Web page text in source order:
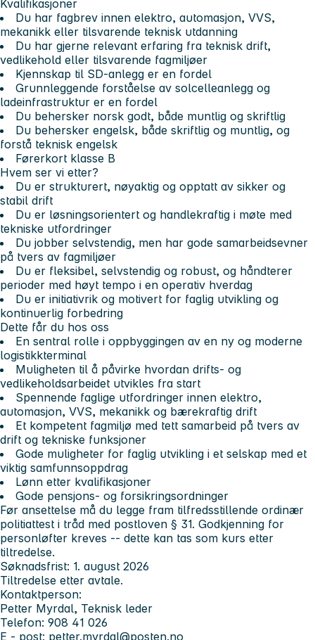
Kvalifikasjoner
Du har fagbrev innen elektro, automasjon, VVS,
mekanikk eller tilsvarende teknisk utdanning
Du har gjerne relevant erfaring fra teknisk drift,
vedlikehold eller tilsvarende fagmiljøer
Kjennskap til SD-anlegg er en fordel
Grunnleggende forståelse av solcelleanlegg og
ladeinfrastruktur er en fordel
Du behersker norsk godt, både muntlig og skriftlig
Du behersker engelsk, både skriftlig og muntlig, og
forstå teknisk engelsk
Førerkort klasse B
Hvem ser vi etter?
Du er strukturert, nøyaktig og opptatt av sikker og
stabil drift
Du er løsningsorientert og handlekraftig i møte med
tekniske utfordringer
Du jobber selvstendig, men har gode samarbeidsevner
på tvers av fagmiljøer
Du er fleksibel, selvstendig og robust, og håndterer
perioder med høyt tempo i en operativ hverdag
Du er initiativrik og motivert for faglig utvikling og
kontinuerlig forbedring
Dette får du hos oss
En sentral rolle i oppbyggingen av en ny og moderne
logistikkterminal
Muligheten til å påvirke hvordan drifts- og
vedlikeholdsarbeidet utvikles fra start
Spennende faglige utfordringer innen elektro,
automasjon, VVS, mekanikk og bærekraftig drift
Et kompetent fagmiljø med tett samarbeid på tvers av
drift og tekniske funksjoner
Gode muligheter for faglig utvikling i et selskap med et
viktig samfunnsoppdrag
Lønn etter kvalifikasjoner
Gode pensjons- og forsikringsordninger
Før ansettelse må du legge fram tilfredsstillende ordinær
politiattest i tråd med postloven § 31. Godkjenning for
personløfter kreves -- dette kan tas som kurs etter
tiltredelse.
Søknadsfrist: 1. august 2026
Tiltredelse etter avtale.
Kontaktperson:
Petter Myrdal, Teknisk leder
Telefon: 908 41 026
E - post: petter.myrdal@posten.no